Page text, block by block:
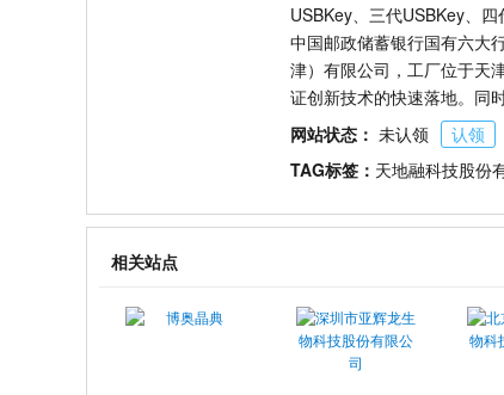
USBKey、三代USBKey、
中国邮政储蓄银行国有六大
津）有限公司，工厂位于天
证创新技术的快速落地。同
网站状态： 未认领
认领
TAG标签： 天地融科技股份
相关站点